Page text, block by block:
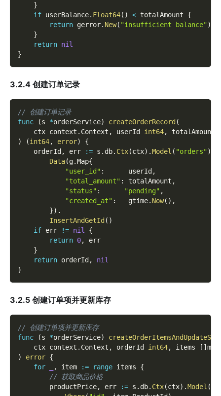
}
if userBalance. Float64( ) < totalAmount {
return gerror. New( "insufficient balance")
}
return nil
}
3.2.4 创建订单记录
// 创建订单记录
func
(s *orderService) createOrderRecord (
	ctx context
. Context , userId int64, totalAmount
)
(int64, error)
{
    orderId
, err := s . db. Ctx(ctx) .Model ( "orders")
Data(g.Map{
"user_id" :
      userId
,
"total_amount" : totalAmount ,
"status" : "pending" ,
"created_at" :
   gtime
. Now( ) ,
}) .
InsertAndGetId ( )
if err != nil
{
return 0,
err
}
return orderId ,
nil
}
3.2.5 创建订单项并更新库存
// 创建订单项并更新库存
func
(s *orderService)
	ctx context
. Context , orderId int64, items [ ]
)
error {
for
, item := range items {
// 获取商品价格
        productPrice
, err := s . db. Ctx(ctx) .Model (